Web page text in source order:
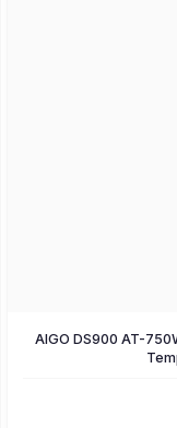
AIGO DS900 AT-